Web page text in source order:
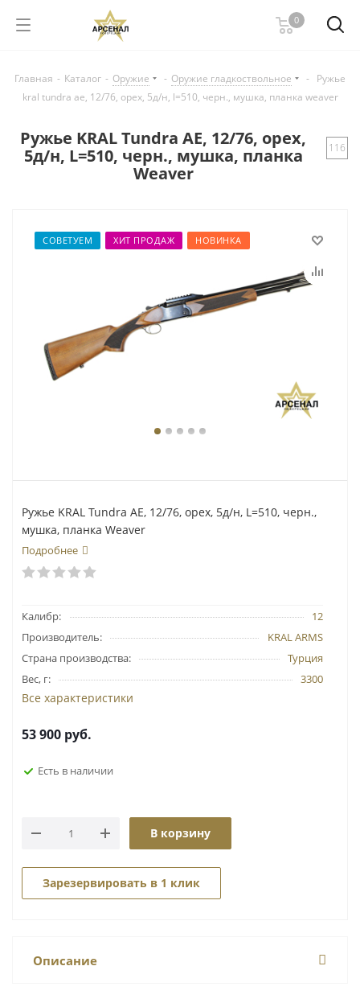
0
Главная - Каталог - Оружие - Оружие гладкоствольное - Ружье
kral tundra ae, 12/76, орех, 5д/н, l=510, черн., мушка, планка weaver
Ружье KRAL Tundra AE, 12/76, орех,
5д/н, L=510, черн., мушка, планка
Weaver
116
СОВЕТУЕМ ХИТ ПРОДАЖ НОВИНКА
Ружье KRAL Tundra AE, 12/76, орех, 5д/н, L=510, черн.,
мушка, планка Weaver
Подробнее
Калибр:
12
Производитель:
KRAL ARMS
Страна производства:
Турция
Вес, г:
3300
Все характеристики
53 900 руб.
Есть в наличии
В корзину
Зарезервировать в 1 клик
Описание